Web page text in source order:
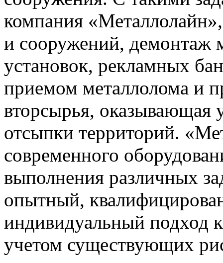
компания
и сооружений, демонтаж
установок, рекламных
приемом металлолома и
вторсырья, оказывающая
отсыпки территорий.
современного
выполнения различных
опытный,
индивидуальный подход
учетом существующих